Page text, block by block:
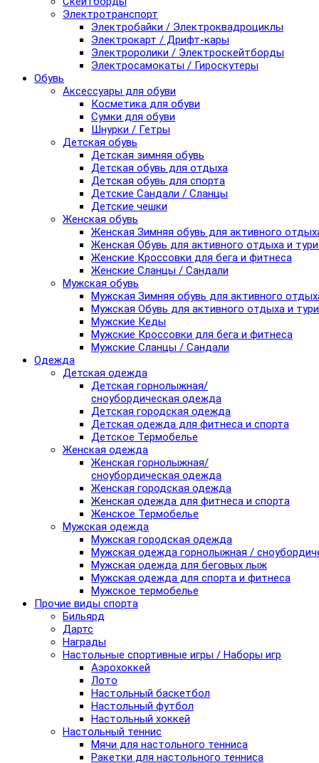
Электротранспорт
Электробайки / Электроквадроциклы
Электрокарт / Дрифт-кары
Электроролики / Электроскейтборды
Электросамокаты / Гироскутеры
Обувь
Аксессуары для обуви
Косметика для обуви
Сумки для обуви
Шнурки / Гетры
Детская обувь
Детская зимняя обувь
Детская обувь для отдыха
Детская обувь для спорта
Детские Сандали / Сланцы
Детские чешки
Женская обувь
Женская Зимняя обувь для активного
Женская Обувь для активного отдыха и
Женские Кроссовки для бега и фитнеса
Женские Сланцы / Сандали
Мужская обувь
Мужская Зимняя обувь для активного
Мужская Обувь для активного отдыха и
Мужские Кеды
Мужские Кроссовки для бега и фитнеса
Мужские Сланцы / Сандали
Одежда
Детская одежда
Детская горнолыжная/
сноубордическая одежда
Детская городская одежда
Детская одежда для фитнеса и спорта
Детское Термобелье
Женская одежда
Женская горнолыжная/
сноубордическая одежда
Женская городская одежда
Женская одежда для фитнеса и спорта
Женское Термобелье
Мужская одежда
Мужская городская одежда
Мужская одежда горнолыжная /
Мужская одежда для беговых лыж
Мужская одежда для спорта и фитнеса
Мужское термобелье
Прочие виды спорта
Бильярд
Дартс
Награды
Настольные спортивные игры / Наборы игр
Аэрохоккей
Лото
Настольный баскетбол
Настольный футбол
Настольный хоккей
Настольный теннис
Мячи для настольного тенниса
Ракетки для настольного тенниса